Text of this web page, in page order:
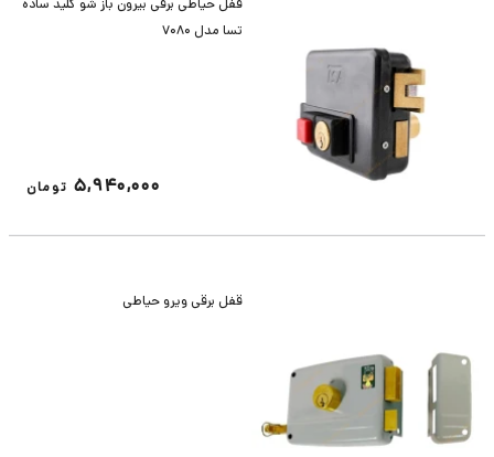
تسا مدل 7080
5,940,000 تومان
قفل برقی ویرو حیاطی